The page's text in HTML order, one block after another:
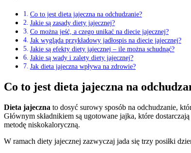
Co to jest dieta jajeczna na odchudzanie?
Jakie są zasady diety jajecznej?
Co można jeść, a czego unikać na diecie jajecznej?
Jak wygląda przykładowy jadłospis na diecie jajecznej?
Jakie są efekty diety jajecznej – ile można schudnąć?
Jakie są wady i zalety diety jajecznej?
Jak dieta jajeczna wpływa na zdrowie?
Co to jest dieta jajeczna na
Dieta jajeczna to dosyć surowy sposób na odchudzanie,
Głównym składnikiem są ugotowane jajka, które
metodę niskokaloryczną.
W ramach diety jajecznej zazwyczaj jada się trzy posiłki